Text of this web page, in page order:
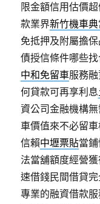
限金額信用估價
款業界新竹機車
免抵押及附屬擔
債授信條件哪些
中和免留車服務
何貸款可再享利息
資公司金融機構
車價值來不必留
信賴中壢票貼當
法當舖額度經營
速借錢民間借貸
專業的融資借款